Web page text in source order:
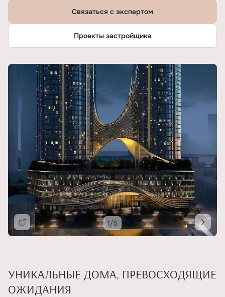
Связаться с экспертом
Проекты застройщика
Подробнее 1/5
УНИКАЛЬНЫЕ ДОМА, ПРЕВОСХОДЯЩИЕ
ОЖИДАНИЯ